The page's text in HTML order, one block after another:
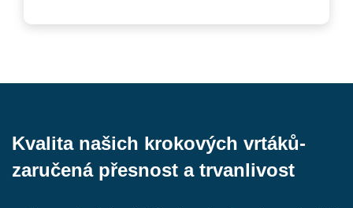
Kvalita našich krokových vrtáků-
zaručená přesnost a trvanlivost